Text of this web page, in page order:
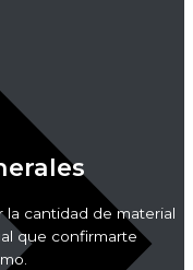
la cantidad de material
que confirmarte